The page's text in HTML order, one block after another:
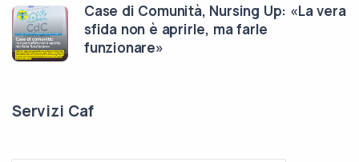
Case di Comunità, Nursing Up: «La vera
sfida non è aprirle, ma farle
funzionare»
Servizi Caf